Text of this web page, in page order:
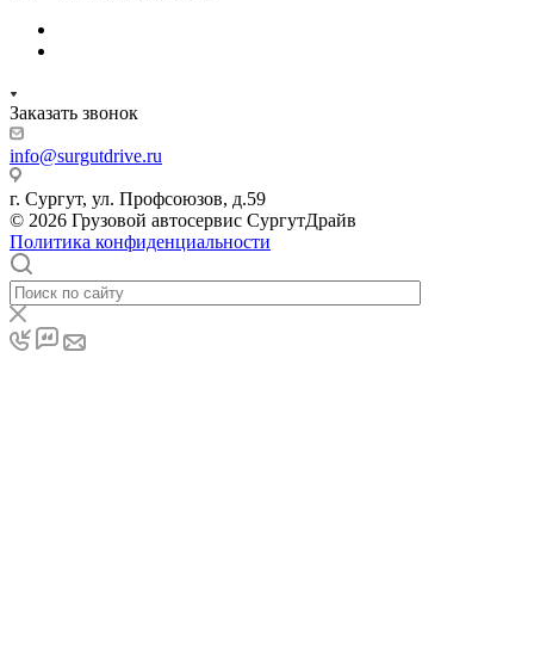
Заказать звонок
info@surgutdrive.ru
г. Сургут, ул. Профсоюзов, д.59
© 2026 Грузовой автосервис СургутДрайв
Политика конфиденциальности